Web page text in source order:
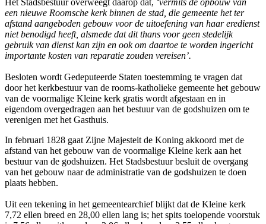
Het Stadsbestuur overweegt daarop dat, ‘vermits de opbouw van
een nieuwe Roomsche kerk binnen de stad, die gemeente het ter
afstand aangeboden gebouw voor de uitoefening van haar eredienst
niet benodigd heeft, alsmede dat dit thans voor geen stedelijk
gebruik van dienst kan zijn en ook om daartoe te worden ingericht
importante kosten van reparatie zouden vereisen’.
Besloten wordt Gedeputeerde Staten toestemming te vragen dat
door het kerkbestuur van de rooms-katholieke gemeente het gebouw
van de voormalige Kleine kerk gratis wordt afgestaan en in
eigendom overgedragen aan het bestuur van de godshuizen om te
verenigen met het Gasthuis.
In februari 1828 gaat Zijne Majesteit de Koning akkoord met de
afstand van het gebouw van de voormalige Kleine kerk aan het
bestuur van de godshuizen. Het Stadsbestuur besluit de overgang
van het gebouw naar de administratie van de godshuizen te doen
plaats hebben.
Uit een tekening in het gemeentearchief blijkt dat de Kleine kerk
7,72 ellen breed en 28,00 ellen lang is; het spits toelopende voorstuk